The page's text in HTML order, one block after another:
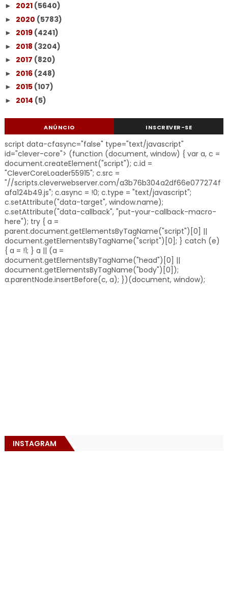
► 2021 (5640)
► 2020 (5783)
► 2019 (4241)
► 2018 (3204)
► 2017 (820)
► 2016 (248)
► 2015 (107)
► 2014 (5)
ANÚNCIO INSCREVER-SE
script data-cfasync="false" type="text/javascript"
id="clever-core"> (function (document, window) { var a, c =
document.createElement("script"); c.id =
"CleverCoreLoader55915"; c.src =
"//scripts.cleverwebserver.com/a3b76b304a2df66e077274f
afa124b49.js"; c.async = !0; c.type = "text/javascript";
c.setAttribute("data-target", window.name);
c.setAttribute("data-callback", "put-your-callback-macro-
here"); try { a =
parent.document.getElementsByTagName("script")[0] ||
document.getElementsByTagName("script")[0]; } catch (e)
{ a = !1; } a || (a =
document.getElementsByTagName("head")[0] ||
document.getElementsByTagName("body")[0]);
a.parentNode.insertBefore(c, a); })(document, window);
INSTAGRAM